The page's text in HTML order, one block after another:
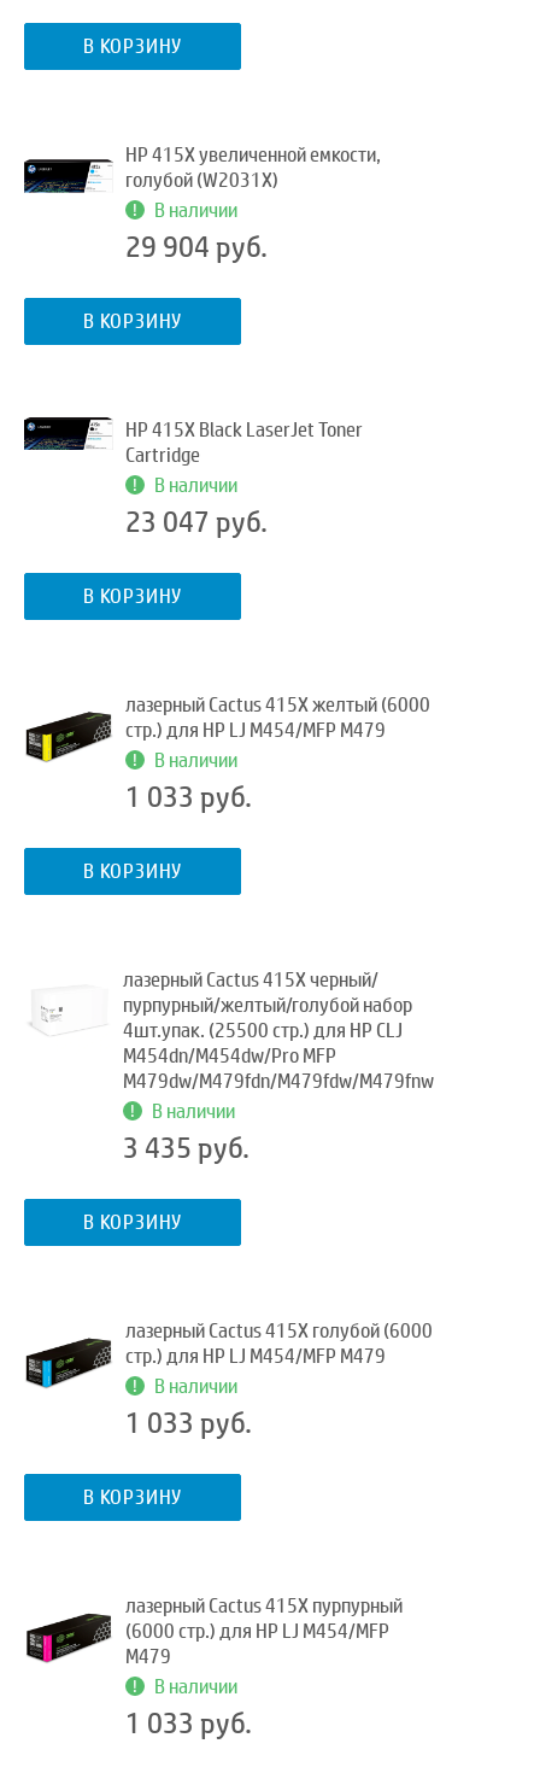
В КОРЗИНУ
HP 415X увеличенной емкости,
голубой (W2031X)
В наличии
29 904 руб.
В КОРЗИНУ
HP 415X Black LaserJet Toner
Cartridge
В наличии
23 047 руб.
В КОРЗИНУ
лазерный Cactus 415X желтый (6000
стр.) для HP LJ M454/MFP M479
В наличии
1 033 руб.
В КОРЗИНУ
лазерный Cactus 415X черный/
пурпурный/желтый/голубой набор
4шт.упак. (25500‬ стр.) для HP CLJ
M454dn/M454dw/Pro MFP
M479dw/M479fdn/M479fdw/M479fnw
В наличии
3 435 руб.
В КОРЗИНУ
лазерный Cactus 415X голубой (6000
стр.) для HP LJ M454/MFP M479
В наличии
1 033 руб.
В КОРЗИНУ
лазерный Cactus 415X пурпурный
(6000 стр.) для HP LJ M454/MFP
M479
В наличии
1 033 руб.